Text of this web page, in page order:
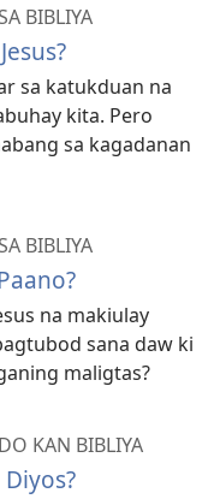
BIBLIYA
sa katukduan na
kita. Pero
sa kagadanan
BIBLIYA
na makiulay
sana daw ki
maligtas?
KAN BIBLIYA